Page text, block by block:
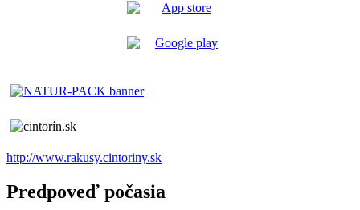
http://www.rakusy.cintoriny.sk
Predpoveď počasia